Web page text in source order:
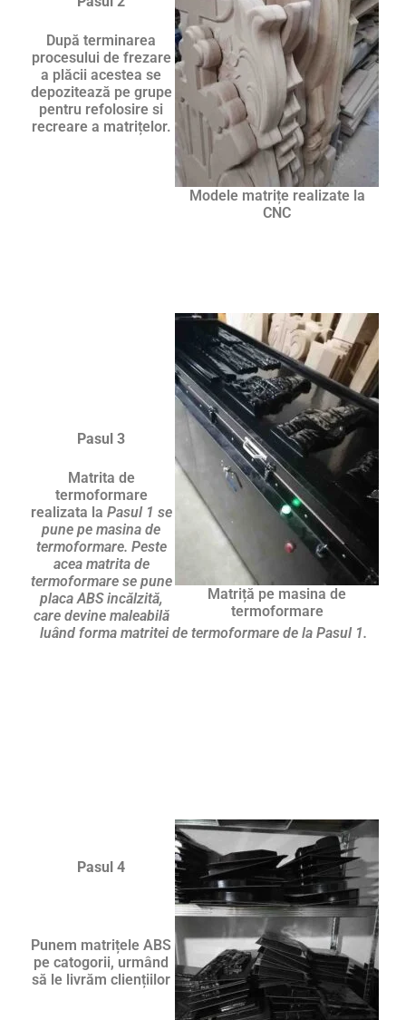
Modele matrițe realizate la
CNC
După terminarea
procesului de frezare
a plăcii acestea se
depozitează pe grupe
pentru refolosire si
recreare a matrițelor.
Matriță pe masina de
termoformare
Pasul 3
Matrita de
termoformare
realizata la Pasul 1 se
pune pe masina de
termoformare. Peste
acea matrita de
termoformare se pune
placa ABS incălzită,
care devine maleabilă
luând forma matritei de termoformare de la Pasul 1.
Pasul 4
Punem matrițele ABS
pe catogorii, urmând
să le livrăm cliențiilor